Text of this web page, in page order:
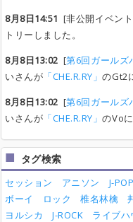
8月8日14:51 [非公開イベン
トリーしました。
8月8日13:02 [第6回ガール
いさんが 「CHE.R.RY」のGt2
8月8日13:02 [第6回ガール
いさんが 「CHE.R.RY」のVo
タグ検索
セッション アニソン J-POP
ボーイ
ロック 椎名林檎
ヨルシカ
J-ROCK ライブハ